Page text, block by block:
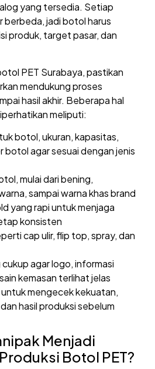
yang tersedia. Setiap
berbeda, jadi botol harus
produk, target pasar, dan
PET Surabaya, pastikan
mendukung proses
hasil akhir. Beberapa hal
meliputi:
botol, ukuran, kapasitas,
botol agar sesuai dengan jenis
mulai dari bening,
sampai warna khas brand
yang rapi untuk menjaga
konsisten
cap ulir, flip top, spray, dan
agar logo, informasi
kemasan terlihat jelas
mengecek kekuatan,
hasil produksi sebelum
Menjadi
Botol PET?